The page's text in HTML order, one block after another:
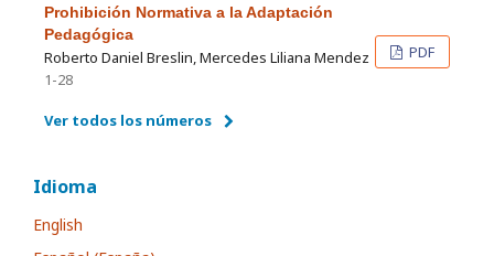
Prohibición Normativa a la Adaptación
Pedagógica
Roberto Daniel Breslin, Mercedes Liliana Mendez
1-28
PDF
Ver todos los números
Idioma
English